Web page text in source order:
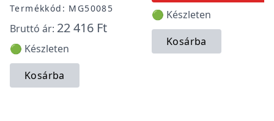
Termékkód: MG50085
Bruttó ár: 22 416 Ft
🟢 Készleten
Kosárba
🟢 Készleten
Kosárba